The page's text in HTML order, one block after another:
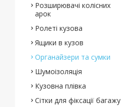
Розширювачі колісних
арок
Ролеті кузова
Ящики в кузов
Органайзери та сумки
Шумоізоляція
Кузовна плівка
Сітки для фіксації багажу